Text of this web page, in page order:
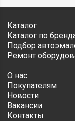
Каталог
Каталог по
Подбор
Ремонт
О нас
Покупателям
Новости
Вакансии
Контакты